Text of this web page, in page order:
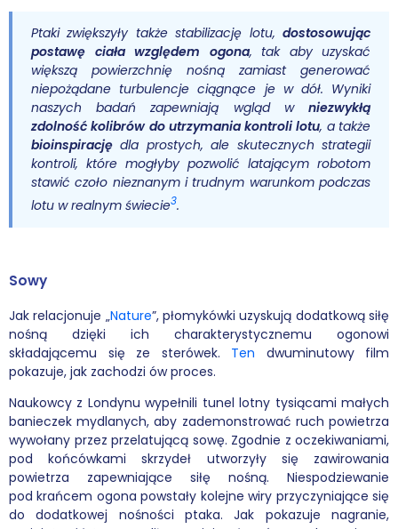
Ptaki zwiększyły także stabilizację lotu, dostosowując
postawę ciała względem ogona, tak aby uzyskać
większą powierzchnię nośną zamiast generować
niepożądane turbulencje ciągnące je w dół. Wyniki
naszych badań zapewniają wgląd w niezwykłą
zdolność kolibrów do utrzymania kontroli lotu, a także
bioinspirację dla prostych, ale skutecznych strategii
kontroli, które mogłyby pozwolić latającym robotom
stawić czoło nieznanym i trudnym warunkom podczas
lotu w realnym świecie3.
Sowy
Jak relacjonuje „Nature”, płomykówki uzyskują dodatkową siłę
nośną dzięki ich charakterystycznemu ogonowi
składającemu się ze sterówek. Ten dwuminutowy film
pokazuje, jak zachodzi ów proces.
Naukowcy z Londynu wypełnili tunel lotny tysiącami małych
banieczek mydlanych, aby zademonstrować ruch powietrza
wywołany przez przelatującą sowę. Zgodnie z oczekiwaniami,
pod końcówkami skrzydeł utworzyły się zawirowania
powietrza zapewniające siłę nośną. Niespodziewanie
pod krańcem ogona powstały kolejne wiry przyczyniające się
do dodatkowej nośności ptaka. Jak pokazuje nagranie,